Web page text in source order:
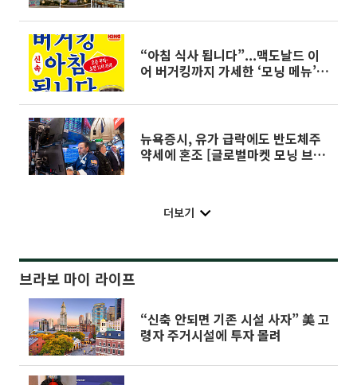
“아침 식사 됩니다”...맥도날드 이
어 버거킹까지 가세한 ‘모닝 메뉴’
뉴욕증시, 유가 급락에도 반도체주
약세에 혼조 [글로벌마켓 모닝 브리
더보기
브라보 마이 라이프
“신축 안되면 기존 시설 사자” 美 고
령자 주거시설에 투자 몰려